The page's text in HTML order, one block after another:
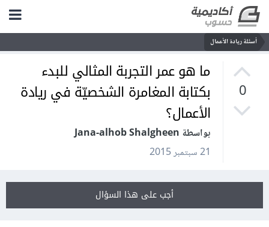
أسئلة ريادة الأعمال
0
ما هو عمر التجربة المثالي للبدء
بكتابة المغامرة الشخصيّة في ريادة
الأعمال؟
بواسطة Jana-alhob Shalgheen
21 سبتمبر 2015
أجب على هذا السؤال